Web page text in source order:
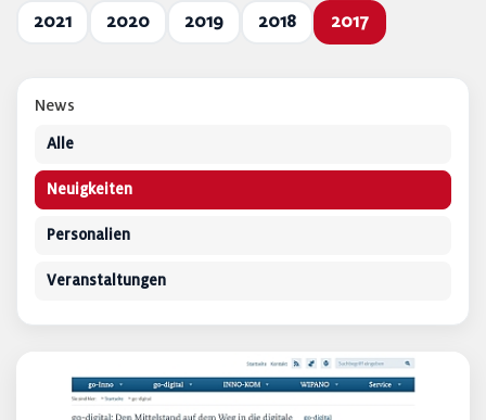
2021 2020 2019 2018 2017
News
Alle
Neuigkeiten
Personalien
Veranstaltungen